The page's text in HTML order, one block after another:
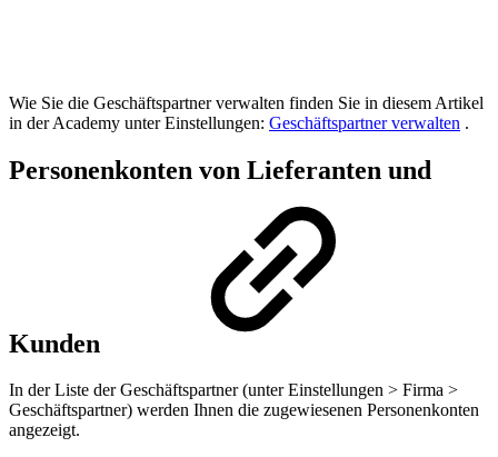
Wie Sie die Geschäftspartner verwalten finden Sie in diesem Artikel
in der Academy unter Einstellungen: Geschäftspartner verwalten .
Personenkonten von Lieferanten und
Kunden
In der Liste der Geschäftspartner (unter Einstellungen > Firma >
Geschäftspartner) werden Ihnen die zugewiesenen Personenkonten
angezeigt.